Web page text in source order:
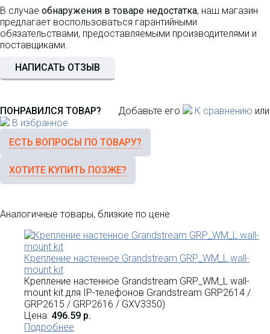
В случае обнаружения в товаре недостатка, наш магазин
предлагает воспользоваться гарантийными
обязательствами, предоставляемыми производителями и
поставщиками.
НАПИСАТЬ ОТЗЫВ
ПОНРАВИЛСЯ ТОВАР? Добавьте его К сравнению или
В избранное
ЕСТЬ ВОПРОСЫ ПО ТОВАРУ?
ХОТИТЕ КУПИТЬ ПОЗЖЕ?
Аналогичные товары, близкие по цене
Крепление настенное Grandstream GRP_WM_L wall-
mount kit
Крепление настенное Grandstream GRP_WM_L wall-
mount kit для IP-телефонов Grandstream GRP2614 /
GRP2615 / GRP2616 / GXV3350)
Цена: 496.59 р.
Подробнее